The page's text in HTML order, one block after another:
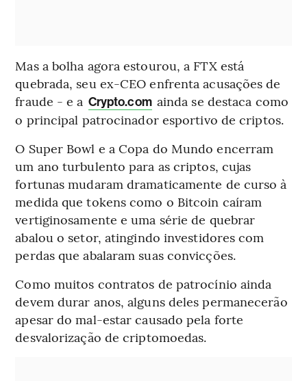
Mas a bolha agora estourou, a FTX está
quebrada, seu ex-CEO enfrenta acusações de
fraude - e a Crypto.com ainda se destaca como
o principal patrocinador esportivo de criptos.
O Super Bowl e a Copa do Mundo encerram
um ano turbulento para as criptos, cujas
fortunas mudaram dramaticamente de curso à
medida que tokens como o Bitcoin caíram
vertiginosamente e uma série de quebrar
abalou o setor, atingindo investidores com
perdas que abalaram suas convicções.
Como muitos contratos de patrocínio ainda
devem durar anos, alguns deles permanecerão
apesar do mal-estar causado pela forte
desvalorização de criptomoedas.